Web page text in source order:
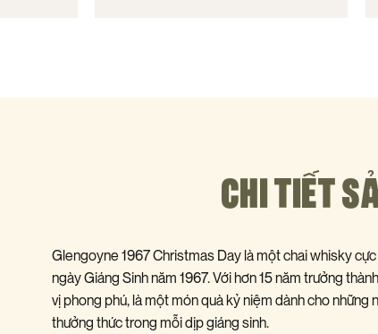
CHI TIẾT
Glengoyne 1967 Christmas Day là một chai whisky
ngày Giáng Sinh năm 1967. Với hơn 15 năm trưởng
vị phong phú, là một món quà kỷ niệm dành cho những
thưởng thức trong mỗi dịp giáng sinh.